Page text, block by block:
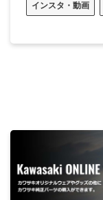
インスタ・動画